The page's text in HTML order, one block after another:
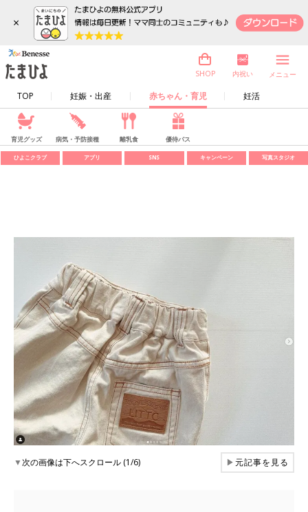
×
TOP 妊娠・出産 赤ちゃん・育児 妊活
SHOP 内祝い メニュー
育児グッズ 病気・予防接種 離乳食 優待パス
ひよこクラブ アプリ SNS キャンペーン 写真スタジオ
▼次の画像は下へスクロール (1/6) ▶元記事を見る